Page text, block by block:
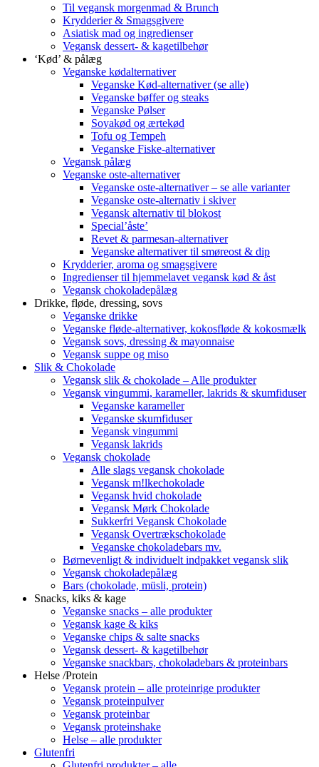
Til vegansk morgenmad & Brunch
Krydderier & Smagsgivere
Asiatisk mad og ingredienser
Vegansk dessert- & kagetilbehør
‘Kød’ & pålæg
Veganske kødalternativer
Veganske Kød-alternativer (se alle)
Veganske bøffer og steaks
Veganske Pølser
Soyakød og ærtekød
Tofu og Tempeh
Veganske Fiske-alternativer
Vegansk pålæg
Veganske oste-alternativer
Veganske oste-alternativer – se alle varianter
Veganske oste-alternativ i skiver
Vegansk alternativ til blokost
Special’åste’
Revet & parmesan-alternativer
Veganske alternativer til smøreost & dip
Krydderier, aroma og smagsgivere
Ingredienser til hjemmelavet vegansk kød & åst
Vegansk chokoladepålæg
Drikke, fløde, dressing, sovs
Veganske drikke
Veganske fløde-alternativer, kokosfløde & kokosmælk
Vegansk sovs, dressing & mayonnaise
Vegansk suppe og miso
Slik & Chokolade
Vegansk slik & chokolade – Alle produkter
Vegansk vingummi, karameller, lakrids & skumfiduser
Veganske karameller
Veganske skumfiduser
Vegansk vingummi
Vegansk lakrids
Vegansk chokolade
Alle slags vegansk chokolade
Vegansk m!lkechokolade
Vegansk hvid chokolade
Vegansk Mørk Chokolade
Sukkerfri Vegansk Chokolade
Vegansk Overtrækschokolade
Veganske chokoladebars mv.
Børnevenligt & individuelt indpakket vegansk slik
Vegansk chokoladepålæg
Bars (chokolade, müsli, protein)
Snacks, kiks & kage
Veganske snacks – alle produkter
Vegansk kage & kiks
Veganske chips & salte snacks
Vegansk dessert- & kagetilbehør
Veganske snackbars, chokoladebars & proteinbars
Helse /Protein
Vegansk protein – alle proteinrige produkter
Vegansk proteinpulver
Vegansk proteinbar
Vegansk proteinshake
Helse – alle produkter
Glutenfri